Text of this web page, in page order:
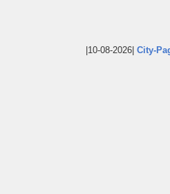
|10-08-2026| City-